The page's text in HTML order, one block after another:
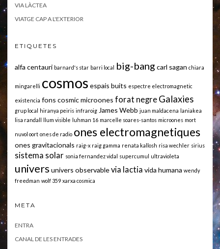
VIA LÀCTEA
VIATGE CAP A L'EXTERIOR
ETIQUETES
alfa centauri barnard's star barri local big-bang carl sagan chiara
mingarelli cosmos espais buits espectre electromagnetic
existencia fons cosmic microones forat negre Galaxies
grup local hiranya peiris infraroig James Webb juan maldacena laniakea
lisa randall llum visible luhman 16 marcelle soares-santos microones mort
nuvol oort ones de radio ones electromagnetiques
ones gravitacionals raig-x raig gamma renata kallosh risa wechler sirius
sistema solar sonia fernandez vidal supercumul ultravioleta
univers univers observablevia lactia vida humana wendy
freedman wolf 359 xarxa cosmica
META
ENTRA
CANAL DE LES ENTRADES